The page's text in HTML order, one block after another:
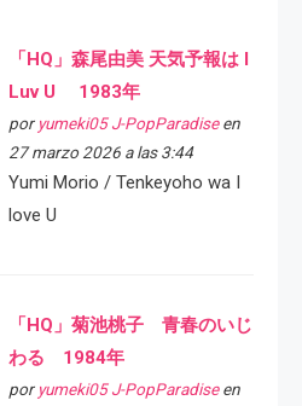
「HQ」森尾由美 天気予報は I
Luv U 1983年
por yumeki05 J-PopParadiseen
27 marzo 2026 a las 3:44
Yumi Morio / Tenkeyoho wa I
love U
「HQ」菊池桃子 青春のいじ
わる 1984年
por yumeki05 J-PopParadiseen